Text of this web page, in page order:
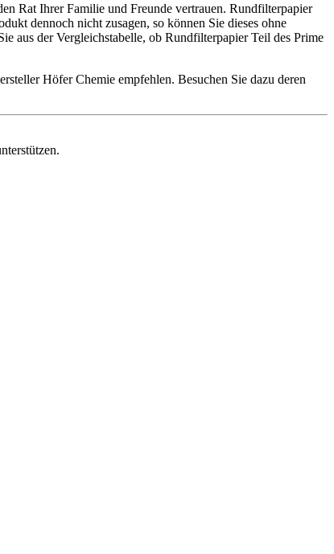
Rat Ihrer Familie und Freunde vertrauen. Rundfilterpapier
dennoch nicht zusagen, so können Sie dieses ohne
aus der Vergleichstabelle, ob Rundfilterpapier Teil des Prime
Höfer Chemie empfehlen. Besuchen Sie dazu deren